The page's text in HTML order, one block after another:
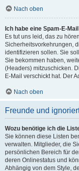
Nach oben
Ich habe eine Spam-E-
Es tut uns leid, das zu
Sicherheitsvorkehrungen,
identifizieren sollen. Sie
Sie bekommen haben,
(Headers) mitzuschicken.
E-Mail verschickt hat. Der
Nach oben
Freunde und
Wozu benötige ich die
Sie können diese Listen
verwalten. Mitglieder, die
persönlichen Bereich für
deren Onlinestatus und
Abhängig von dem Style,